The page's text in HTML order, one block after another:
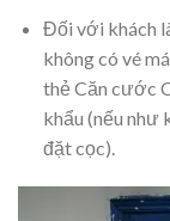
Đối với khách
không có vé
thẻ Căn cước
khẩu (nếu như
đặt cọc).